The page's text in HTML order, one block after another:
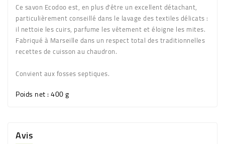
Ce savon Ecodoo est, en plus d'être un excellent détachant,
particulièrement conseillé dans le lavage des textiles délicats :
il nettoie les cuirs, parfume les vêtement et éloigne les mites.
Fabriqué à Marseille dans un respect total des traditionnelles
recettes de cuisson au chaudron.
Convient aux fosses septiques.
Poids net: 400 g
Avis